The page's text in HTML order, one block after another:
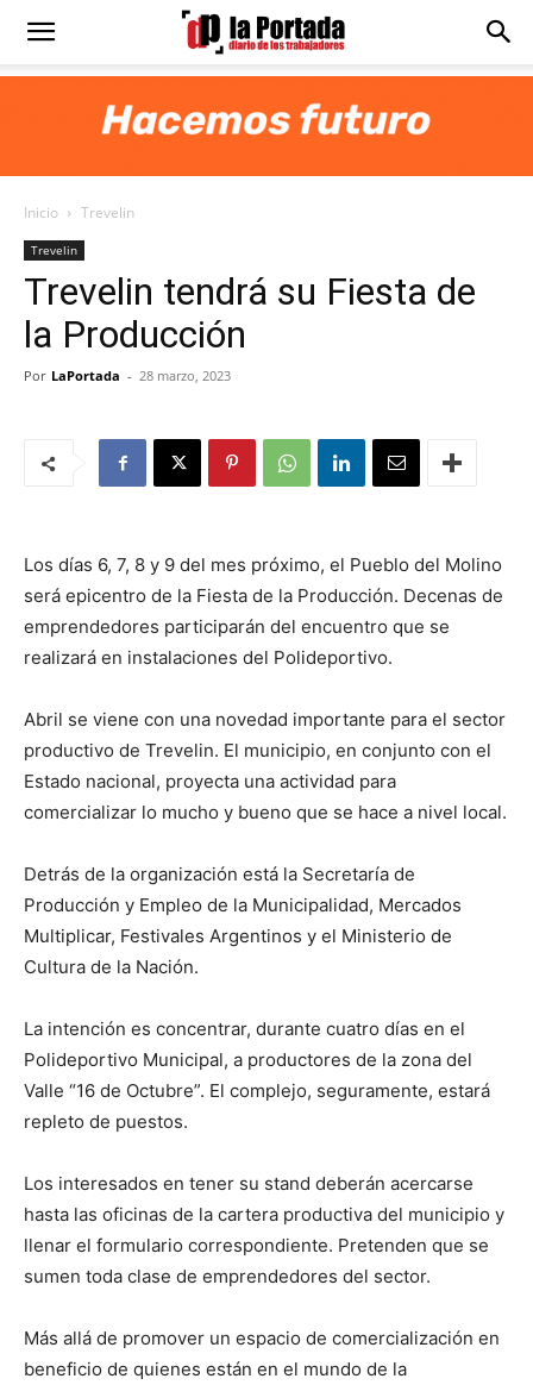
Diario
Portada
Inicio Trevelin
Trevelin
Trevelin tendrá su Fiesta de
la Producción
Por LaPortada - 28 marzo, 2023
Los días 6, 7, 8 y 9 del mes próximo, el Pueblo del Molino
será epicentro de la Fiesta de la Producción. Decenas de
emprendedores participarán del encuentro que se
realizará en instalaciones del Polideportivo.
Abril se viene con una novedad importante para el sector
productivo de Trevelin. El municipio, en conjunto con el
Estado nacional, proyecta una actividad para
comercializar lo mucho y bueno que se hace a nivel local.
Detrás de la organización está la Secretaría de
Producción y Empleo de la Municipalidad, Mercados
Multiplicar, Festivales Argentinos y el Ministerio de
Cultura de la Nación.
La intención es concentrar, durante cuatro días en el
Polideportivo Municipal, a productores de la zona del
Valle “16 de Octubre”. El complejo, seguramente, estará
repleto de puestos.
Los interesados en tener su stand deberán acercarse
hasta las oficinas de la cartera productiva del municipio y
llenar el formulario correspondiente. Pretenden que se
sumen toda clase de emprendedores del sector.
Más allá de promover un espacio de comercialización en
beneficio de quienes están en el mundo de la